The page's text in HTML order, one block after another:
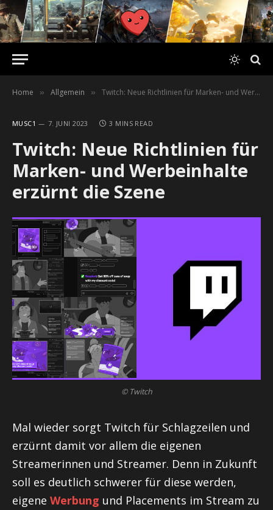
Home » Allgemein » Twitch: Neue Richtlinien für Marken- und Werbeinhalte erzürnt die Szene
MUSC1 7. JUNI 2023 3 MINS READ
Twitch: Neue Richtlinien für
Marken- und Werbeinhalte
erzürnt die Szene
© Twitch
Mal wieder sorgt Twitch für Schlagzeilen und
erzürnt damit vor allem die eigenen
Streamerinnen und Streamer. Denn in Zukunft
soll es deutlich schwerer für diese werden,
eigene Werbung und Placements im Stream zu